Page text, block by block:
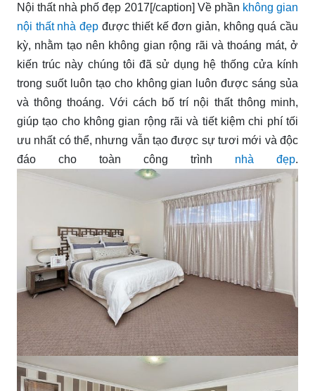
Nội thất nhà phố đẹp 2017[/caption] Về phần không gian
nội thất nhà đẹpđược thiết kế đơn giản, không quá cầu
kỳ, nhằm tạo nên không gian rộng rãi và thoáng mát, ở
kiến trúc này chúng tôi đã sử dụng hệ thống cửa kính
trong suốt luôn tạo cho không gian luôn được sáng sủa
và thông thoáng. Với cách bố trí nội thất thông minh,
giúp tạo cho không gian rộng rãi và tiết kiệm chi phí tối
ưu nhất có thể, nhưng vẫn tạo được sự tươi mới và độc
đáo cho toàn công trình nhà đẹp.